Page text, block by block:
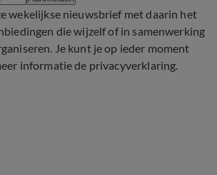
wekelijkse nieuwsbrief met daarin het
die wijzelf of in samenwerking
Je kunt je op ieder moment
informatie de privacyverklaring.